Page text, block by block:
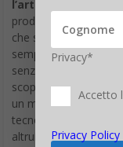
l’articolo 11,
producono contenuti
che siti comeGoogle
semplicemente
senza condividere i
scopo di cambiare
un maggiore
tecnologiche
altrui.
Privacy*
Accetto
Privacy Policy